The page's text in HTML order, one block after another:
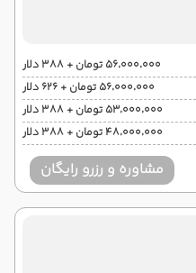
۵۶٬۰۰۰٬۰۰۰ تومان + ۳۸۸ دلار
۵۶٬۰۰۰٬۰۰۰ تومان + ۶۲۶ دلار
۵۳٬۰۰۰٬۰۰۰ تومان + ۳۸۸ دلار
۴۸٬۰۰۰٬۰۰۰ تومان + ۳۸۸ دلار
مشاوره و رزرو رایگان